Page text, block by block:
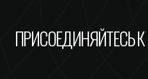
ПРИСОЕДИНЯЙТЕСЬ